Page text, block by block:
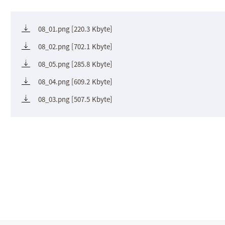
08_01.png [220.3 Kbyte]
08_02.png [702.1 Kbyte]
08_05.png [285.8 Kbyte]
08_04.png [609.2 Kbyte]
08_03.png [507.5 Kbyte]